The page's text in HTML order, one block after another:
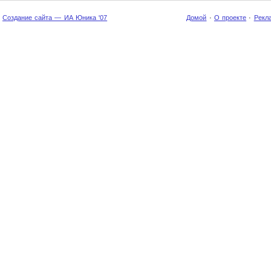
Создание сайта — ИА Юника '07 Домой · О проекте ·